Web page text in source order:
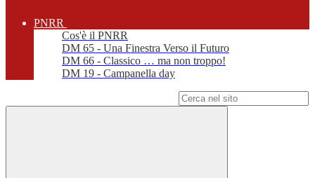
PNRR
Cos'è il PNRR
DM 65 - Una Finestra Verso il Futuro
DM 66 - Classico … ma non troppo!
DM 19 - Campanella day